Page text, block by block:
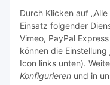
Durch Klicken auf
Einsatz folgender
Vimeo, PayPal
können die
Icon links unten).
Konfigurieren und in
Kundenservice